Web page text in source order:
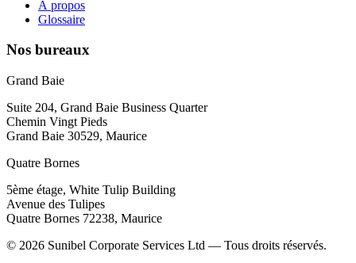
À propos
Glossaire
Nos bureaux
Grand Baie
Suite 204, Grand Baie Business Quarter
Chemin Vingt Pieds
Grand Baie 30529, Maurice
Quatre Bornes
5ème étage, White Tulip Building
Avenue des Tulipes
Quatre Bornes 72238, Maurice
© 2026 Sunibel Corporate Services Ltd — Tous droits réservés.